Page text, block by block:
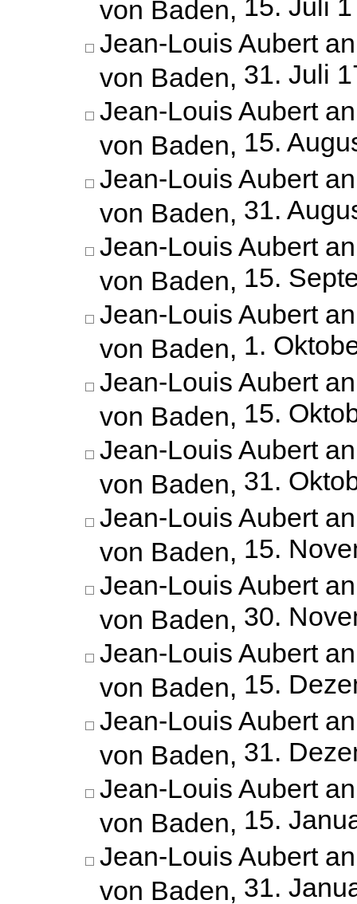
von Baden, 15. Juli
Jean-Louis Aubert
von Baden, 31. Juli
Jean-Louis Aubert
von Baden, 15.
Jean-Louis Aubert
von Baden, 31.
Jean-Louis Aubert
von Baden, 15.
Jean-Louis Aubert
von Baden, 1.
Jean-Louis Aubert
von Baden, 15.
Jean-Louis Aubert
von Baden, 31.
Jean-Louis Aubert
von Baden, 15.
Jean-Louis Aubert
von Baden, 30.
Jean-Louis Aubert
von Baden, 15.
Jean-Louis Aubert
von Baden, 31.
Jean-Louis Aubert
von Baden, 15.
Jean-Louis Aubert
von Baden, 31.